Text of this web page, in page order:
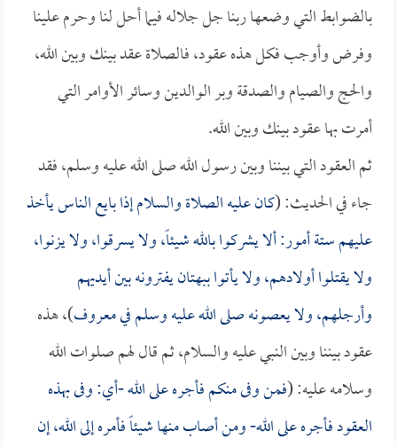
بالضوابط التي وضعها ربنا جل جلاله فيما أحل لنا وحرم علينا
وفرض وأوجب فكل هذه عقود، فالصلاة عقد بينك وبين الله،
والحج والصيام والصدقة وبر الوالدين وسائر الأوامر التي
أمرت بها عقود بينك وبين الله.
ثم العقود التي بيننا وبين رسول الله صلى الله عليه وسلم، فقد
جاء في الحديث: (كان عليه الصلاة والسلام إذا بايع الناس يأخذ
عليهم ستة أمور: ألا يشركوا بالله شيئاً، ولا يسرقوا، ولا يزنوا،
ولا يقتلوا أولادهم، ولا يأتوا ببهتان يفترونه بين أيديهم
وأرجلهم، ولا يعصونه صلى الله عليه وسلم في معروف)، هذه
عقود بيننا وبين النبي عليه والسلام، ثم قال لهم صلوات الله
وسلامه عليه: (فمن وفى منكم فأجره على الله -أي: وفى بهذه
العقود فأجره على الله- ومن أصاب منها شيئاً فأمره إلى الله، إن